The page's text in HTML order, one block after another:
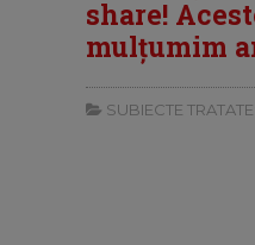
share!
mulțumim
SUBIECTE TRATATE: